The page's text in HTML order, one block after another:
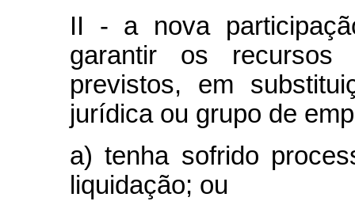
II - a nova
garantir os recursos
previstos, em
jurídica ou grupo de
a) tenha sofrido
liquidação; ou